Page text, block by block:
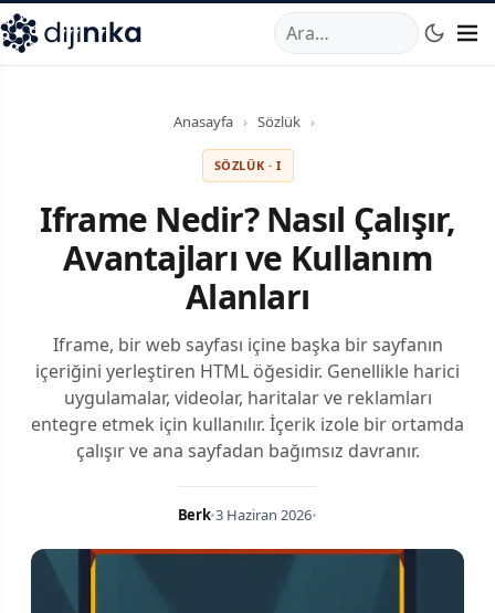
,Marmara Mahallesi,Beylikdüzü34520TRTelefon:0850
Anasayfa › Sözlük ›
SÖZLÜK · I
Iframe Nedir? Nasıl Çalışır,
Avantajları ve Kullanım
Alanları
Iframe, bir web sayfası içine başka bir sayfanın
içeriğini yerleştiren HTML öğesidir. Genellikle harici
uygulamalar, videolar, haritalar ve reklamları
entegre etmek için kullanılır. İçerik izole bir ortamda
çalışır ve ana sayfadan bağımsız davranır.
Berk•3 Haziran 2026•